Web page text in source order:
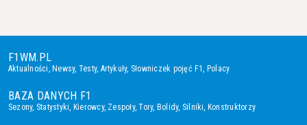
F1WM.PL
Aktualności, Newsy, Testy, Artykuły, Słowniczek pojęć F1, Polacy
BAZA DANYCH F1
Sezony, Statystyki, Kierowcy, Zespoły,Tory, Bolidy, Silniki, Konstruktorzy